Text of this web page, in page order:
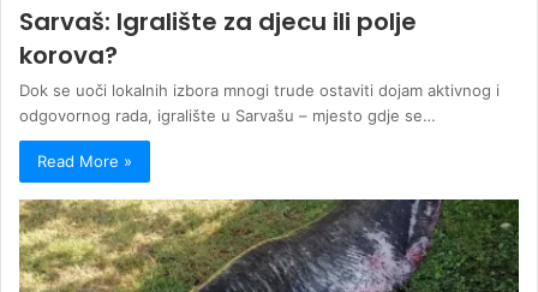
Sarvaš: Igralište za djecu ili polje
korova?
Dok se uoči lokalnih izbora mnogi trude ostaviti dojam aktivnog i
odgovornog rada, igralište u Sarvašu – mjesto gdje se…
Read More »